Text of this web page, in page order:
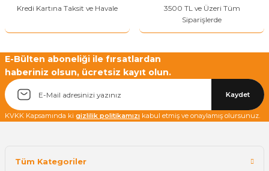
Kredi Kartına Taksit ve Havale
3500 TL ve Üzeri Tüm
Siparişlerde
E-Bülten aboneliği ile fırsatlardan
haberiniz olsun, ücretsiz kayıt olun.
Kaydet
KVKK Kapsamında ki gizlilik politikamızı kabul etmiş ve onaylamış olursunuz.
Tüm Kategoriler